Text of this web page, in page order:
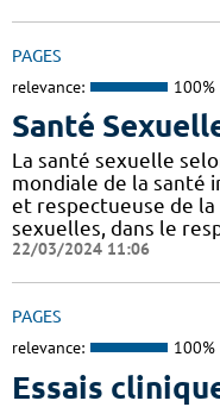
PAGES
relevance: 100%
Santé
La santé sexuelle
mondiale de la santé
et respectueuse de
sexuelles, dans le
22/03/2024 11:06
PAGES
relevance: 100%
Essais